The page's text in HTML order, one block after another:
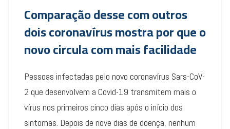
Comparação desse com outros
dois coronavírus mostra por que o
novo circula com mais facilidade
Pessoas infectadas pelo novo coronavírus Sars-CoV-
2 que desenvolvem a Covid-19 transmitem mais o
vírus nos primeiros cinco dias após o início dos
sintomas. Depois de nove dias de doença, nenhum